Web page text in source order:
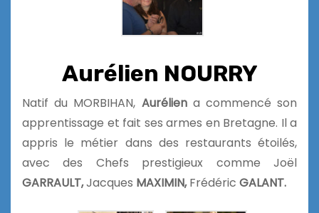
Aurélien NOURRY
Natif du MORBIHAN, Auréliena commencé son
apprentissage et fait ses armes en Bretagne. Il a
appris le métier dans des restaurants étoilés,
avec des Chefs prestigieux comme Joël
GARRAULT,Jacques MAXIMIN,Frédéric GALANT.